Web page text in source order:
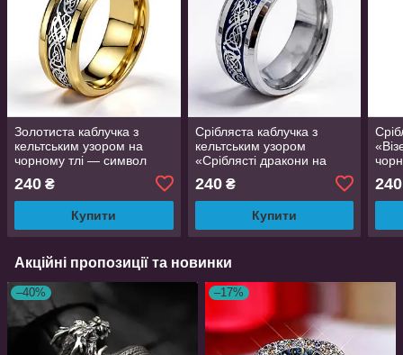
Золотиста каблучка з
кельтським узором на
чорному тлі — символ
нержавіюча сталь, розмір
19
240 ₴
Купити
Срібляста каблучка з
кельтським узором
«Сріблясті дракони на
процвітання та удачі,
нержавіюча сталь, розмір
240₴
Купити
240
Акційні пропозиції та новинки
–40% –17%